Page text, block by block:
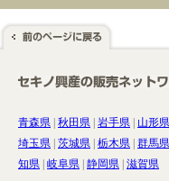
青森県 秋田県 岩手県 山形県
埼玉県 茨城県 栃木県 群馬県
知県 岐阜県 静岡県 滋賀県